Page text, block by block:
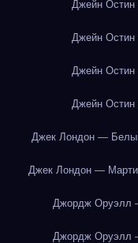
Джейн Остин
Джейн Остин
Джейн Остин
Джейн Остин
Джек Лондон —
Джек Лондон —
Джордж Оруэлл
Джордж Оруэлл